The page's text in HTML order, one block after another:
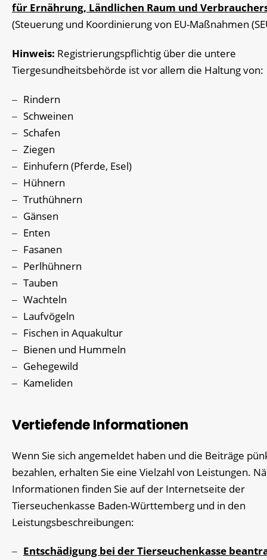
für Ernährung, Ländlichen Raum und
(Steuerung und Koordinierung von EU-Maßnahmen
Hinweis: Registrierungspflichtig über die untere
Tiergesundheitsbehörde ist vor allem die Haltung von:
Rindern
Schweinen
Schafen
Ziegen
Einhufern (Pferde, Esel)
Hühnern
Truthühnern
Gänsen
Enten
Fasanen
Perlhühnern
Tauben
Wachteln
Laufvögeln
Fischen in Aquakultur
Bienen und Hummeln
Gehegewild
Kameliden
Vertiefende Informationen
Wenn Sie sich angemeldet haben und die Beiträge
bezahlen, erhalten Sie eine Vielzahl von Leistungen.
Informationen finden Sie auf der Internetseite der
Tierseuchenkasse Baden-Württemberg und in den
Leistungsbeschreibungen:
Entschädigung bei der Tierseuchenkasse